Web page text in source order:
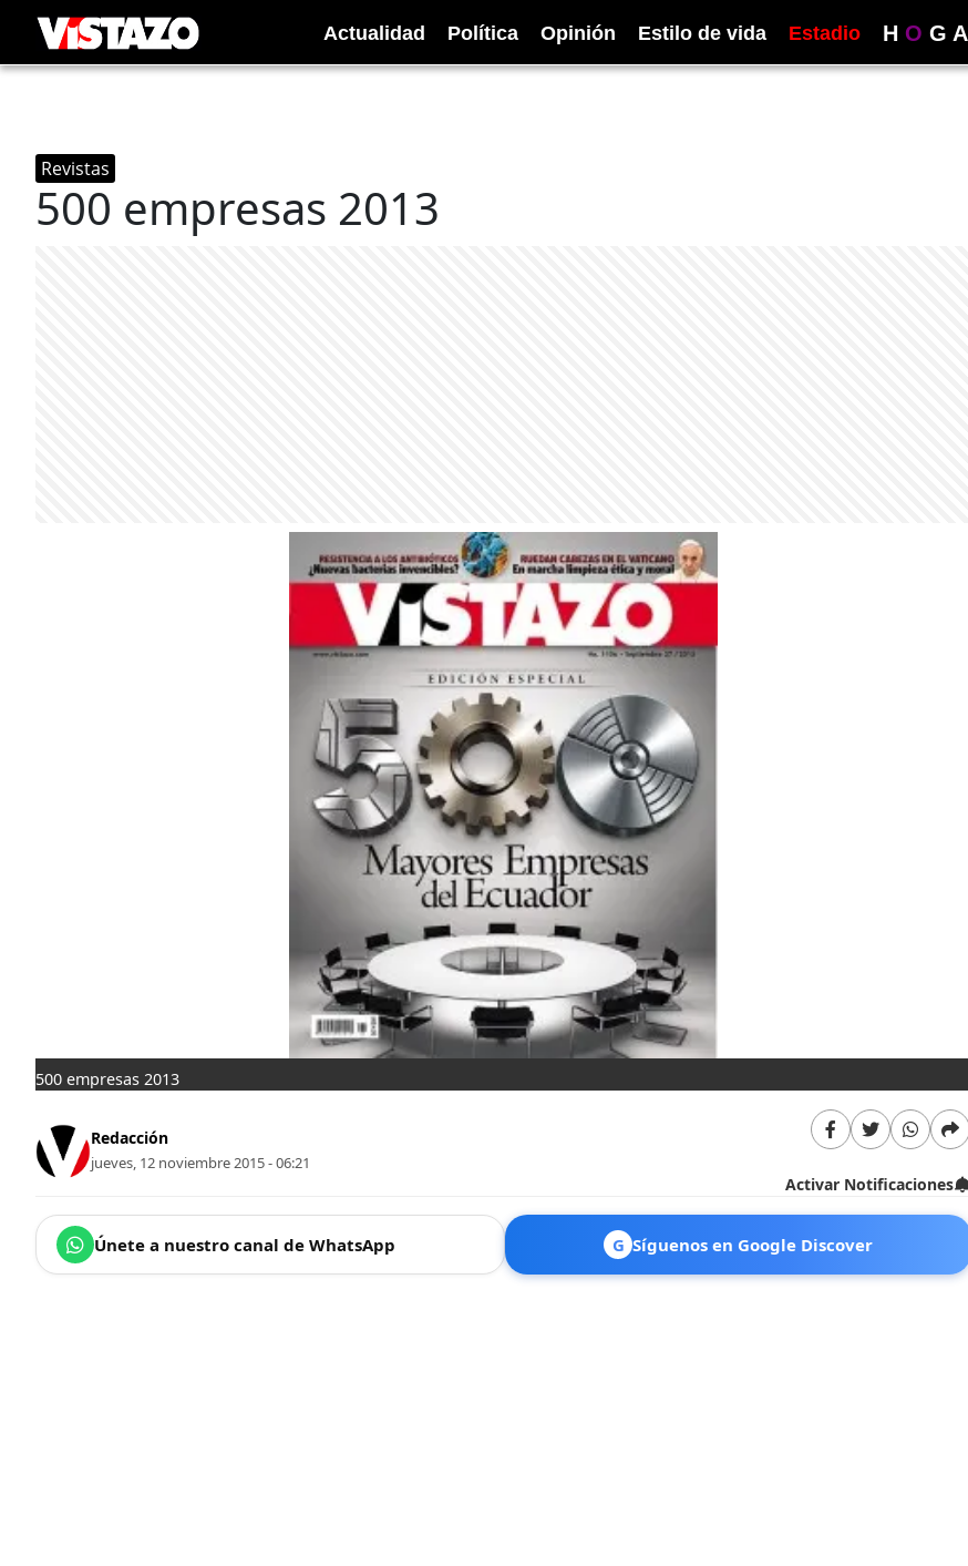
Actualidad Política Opinión Estilo de vida Estadio H O G A
Revistas
500 empresas 2013
500 empresas 2013
Redacción
jueves, 12 noviembre 2015 - 06:21
Activar Notificaciones
Únete a nuestro canal de WhatsApp G Síguenos en Google Discover